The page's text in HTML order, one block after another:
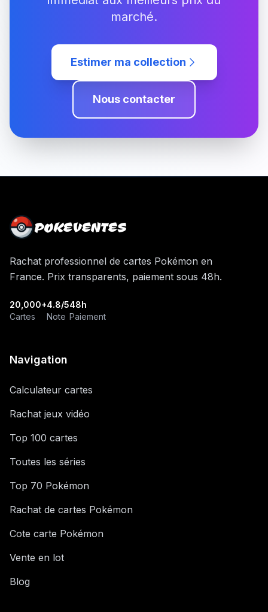
marché.
Estimer ma collection
Nous contacter
POKEVENTES
Rachat professionnel de cartes Pokémon en
France. Prix transparents, paiement sous 48h.
20,000+
Cartes
4.8/5
Note
48h
Paiement
Navigation
Calculateur cartes
Rachat jeux vidéo
Top 100 cartes
Toutes les séries
Top 70 Pokémon
Rachat de cartes Pokémon
Cote carte Pokémon
Vente en lot
Blog